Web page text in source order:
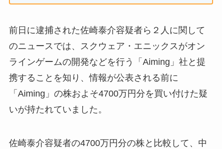
前日に逮捕された佐崎泰介容疑者ら２人に関して
のニュースでは、スクウェア・エニックスがオン
ラインゲームの開発などを行う「Aiming」社と提
携することを知り、情報が公表される前に
「Aiming」の株およそ4700万円分を買い付けた疑
いが持たれていました。
佐崎泰介容疑者の4700万円分の株と比較して、中